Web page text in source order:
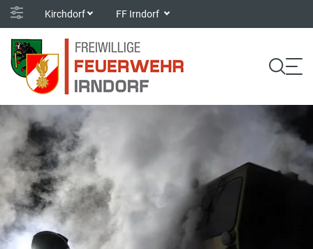
Kirchdorf FF Irndorf